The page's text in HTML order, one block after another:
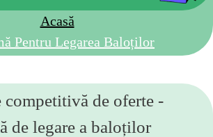
Acasă
Pentru Legarea Baloților
competitivă de oferte -
de legare a baloților